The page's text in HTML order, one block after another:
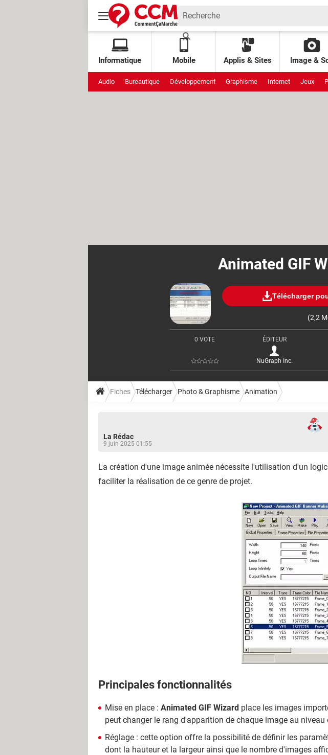
Informatique Mobile Applis & Sites Image &
Audio Bureautique Développement Graphisme Internet Jeux
Animated GIF
Télécharger
(2,2
0 VOTE ÉDITEUR
NuGraph Inc.
Fiches Télécharger Photo & Graphisme Animation
La Rédac
9 juin 2025 01:55
La création d'une image animée nécessite l'utilisation d'un
faciliter la réalisation de ce genre de projet.
Principales fonctionnalités
Mise en place : Animated GIF Wizard place les images
peut changer le rang d'apparition de chaque image au
Réglage : cette option offre la possibilité de définir les
dont la hauteur et la largeur ainsi que le nombre d'images